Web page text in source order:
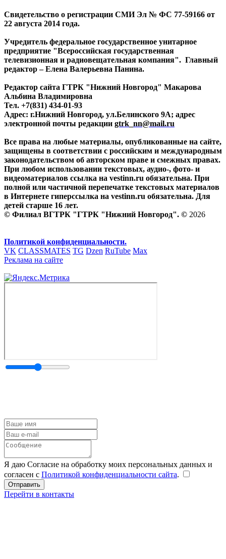
Свидетельство о регистрации СМИ Эл № ФС 77-59166 от
22 августа 2014 года.
Учредитель федеральное государственное унитарное
предприятие "Всероссийская государственная
телевизионная и радиовещательная компания". Главный
редактор – Елена Валерьевна Панина.
Редактор сайта ГТРК "Нижний Новгород" Макарова
Альбина Владимировна
Тел. +7(831) 434-01-93
Адрес: г.Нижний Новгород, ул.Белинского 9А; адрес
электронной почты редакции gtrk_nn@mail.ru
Все права на любые материалы, опубликованные на сайте,
защищены в соответствии с российским и международным
законодательством об авторском праве и смежных правах.
При любом использовании текстовых, аудио-, фото- и
видеоматериалов ссылка на vestinn.ru обязательна. При
полной или частичной перепечатке текстовых материалов
в Интернете гиперссылка на vestinn.ru обязательна. Для
детей старше 16 лет.
© Филиал ВГТРК "ГТРК "Нижний Новгород". © 2026
Политикой конфиденциальности.
VK CLASSMATES TG Dzen RuTube Max
Реклама на сайте
Я даю Согласие на обработку моих персональных данных и
согласен с Политикой конфиденциальности сайта.
Перейти в контакты